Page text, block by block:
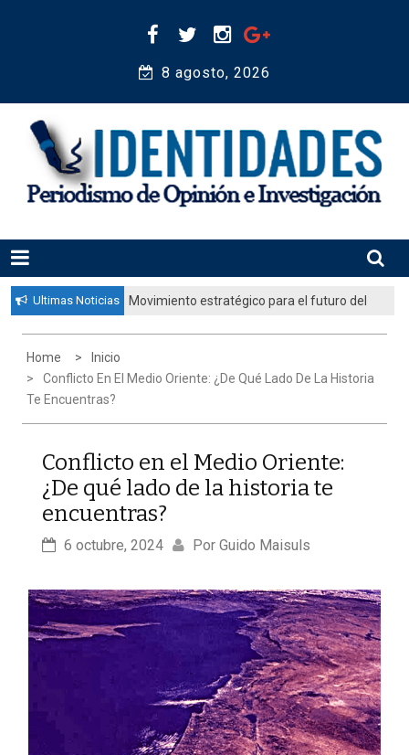
8 agosto, 2026
IDENTIDADES
Periodismo de Opinión e Investigación
Ultimas Noticias
Movimiento estratégico para el futuro del
diáspora”
Home
Inicio
Conflicto En El Medio Oriente: ¿De Qué Lado De La Historia
Te Encuentras?
Conflicto en el Medio Oriente:
¿De qué lado de la historia te
encuentras?
6 octubre, 2024 Por Guido Maisuls